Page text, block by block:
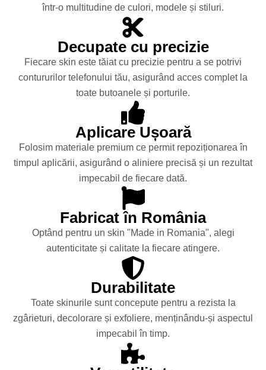
într-o multitudine de culori, modele și stiluri.
Decupate cu precizie
Fiecare skin este tăiat cu precizie pentru a se potrivi
contururilor telefonului tău, asigurând acces complet la
toate butoanele și porturile.
Aplicare Ușoară
Folosim materiale premium ce permit repoziționarea în
timpul aplicării, asigurând o aliniere precisă și un rezultat
impecabil de fiecare dată.
Fabricat în România
Optând pentru un skin "Made in Romania", alegi
autenticitate și calitate la fiecare atingere.
Durabilitate
Toate skinurile sunt concepute pentru a rezista la
zgârieturi, decolorare și exfoliere, menținându-și aspectul
impecabil în timp.